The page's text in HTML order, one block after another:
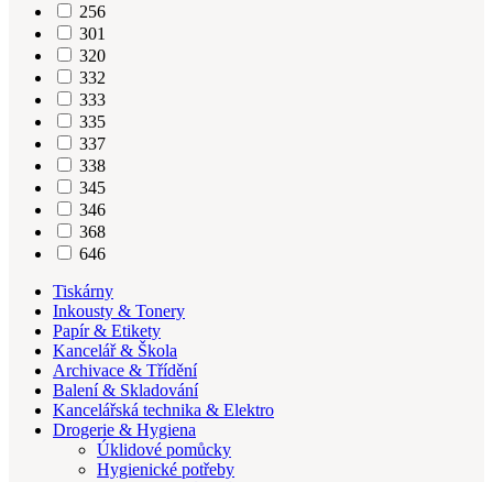
256
301
320
332
333
335
337
338
345
346
368
646
Tiskárny
Inkousty & Tonery
Papír & Etikety
Kancelář & Škola
Archivace & Třídění
Balení & Skladování
Kancelářská technika & Elektro
Drogerie & Hygiena
Úklidové pomůcky
Hygienické potřeby